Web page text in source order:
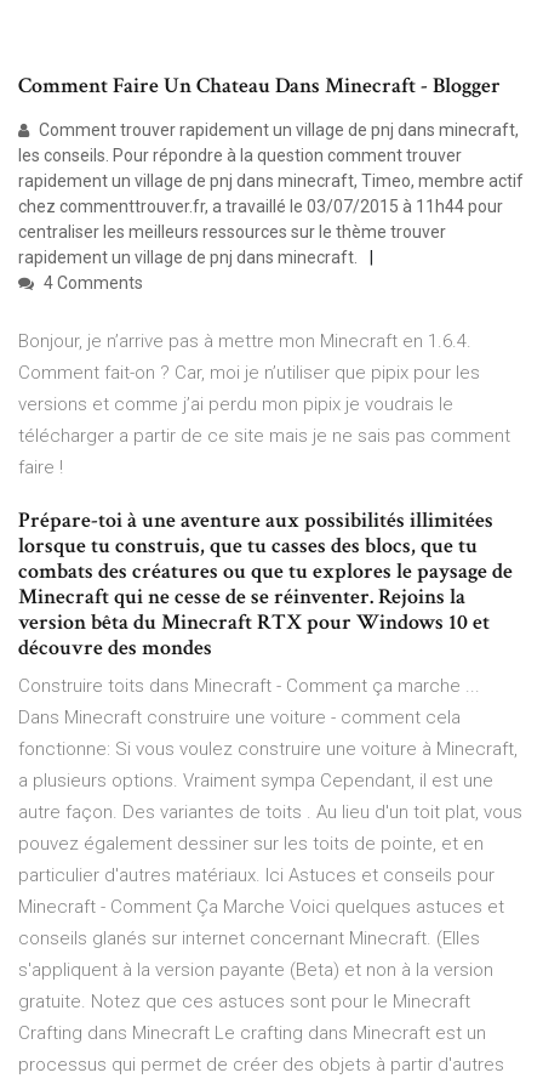
Comment Faire Un Chateau Dans Minecraft - Blogger
Comment trouver rapidement un village de pnj dans minecraft,
les conseils. Pour répondre à la question comment trouver
rapidement un village de pnj dans minecraft, Timeo, membre actif
chez commenttrouver.fr, a travaillé le 03/07/2015 à 11h44 pour
centraliser les meilleurs ressources sur le thème trouver
rapidement un village de pnj dans minecraft.
4 Comments
Bonjour, je n’arrive pas à mettre mon Minecraft en 1.6.4.
Comment fait-on ? Car, moi je n’utiliser que pipix pour les
versions et comme j’ai perdu mon pipix je voudrais le
télécharger a partir de ce site mais je ne sais pas comment
faire !
Prépare-toi à une aventure aux possibilités illimitées
lorsque tu construis, que tu casses des blocs, que tu
combats des créatures ou que tu explores le paysage de
Minecraft qui ne cesse de se réinventer. Rejoins la
version bêta du Minecraft RTX pour Windows 10 et
découvre des mondes
Construire toits dans Minecraft - Comment ça marche ...
Dans Minecraft construire une voiture - comment cela
fonctionne: Si vous voulez construire une voiture à Minecraft,
a plusieurs options. Vraiment sympa Cependant, il est une
autre façon. Des variantes de toits . Au lieu d'un toit plat, vous
pouvez également dessiner sur les toits de pointe, et en
particulier d'autres matériaux. Ici Astuces et conseils pour
Minecraft - Comment Ça Marche Voici quelques astuces et
conseils glanés sur internet concernant Minecraft. (Elles
s'appliquent à la version payante (Beta) et non à la version
gratuite. Notez que ces astuces sont pour le Minecraft
Crafting dans Minecraft Le crafting dans Minecraft est un
processus qui permet de créer des objets à partir d'autres